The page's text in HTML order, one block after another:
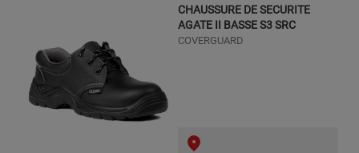
CHAUSSURE DE SECURITE
AGATE II BASSE S3 SRC
COVERGUARD